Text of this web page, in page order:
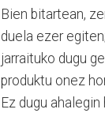
Bien bitartean,
duela ezer
jarraituko dugu
produktu onez
Ez dugu